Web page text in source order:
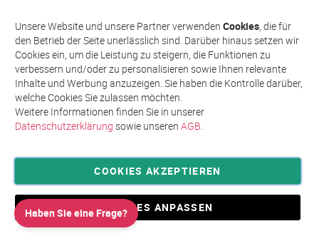
unseren
Newsletter
an:
Abonnieren
Privatsphäre und Datenschutz
Allgemeine Geschäftsbedingungen AGB
Impressum
Haben Sie eine Frage?
Unsere Website und unsere Partner verwenden Cookies, die für
den Betrieb der Seite unerlässlich sind. Darüber hinaus setzen wir
Cookies ein, um die Leistung zu steigern, die Funktionen zu
verbessern und/oder zu personalisieren sowie Ihnen relevante
Inhalte und Werbung anzuzeigen. Sie haben die Kontrolle darüber,
welche Cookies Sie zulassen möchten.
Weitere Informationen finden Sie in unserer
Datenschutzerklärung sowie unseren AGB.
COOKIES AKZEPTIEREN
COOKIES ANPASSEN